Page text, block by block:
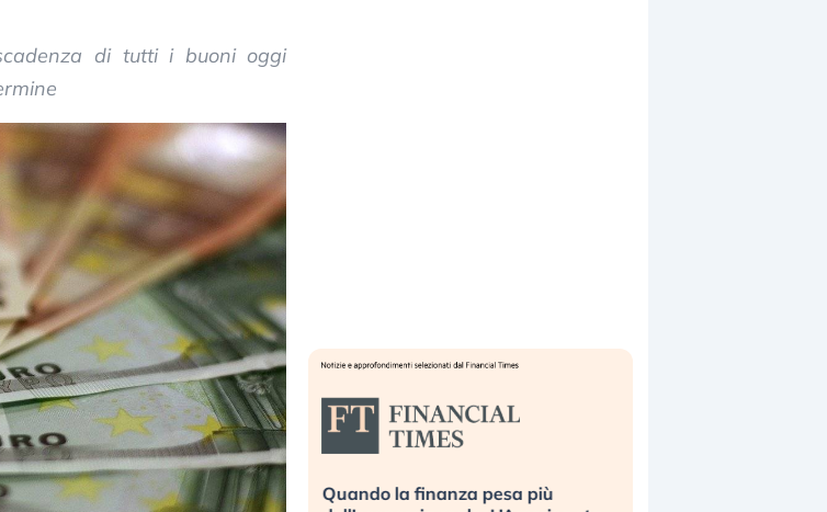
di tutti i buoni oggi
mia vita è rovinata». Investitori
Quando la finanza pesa più